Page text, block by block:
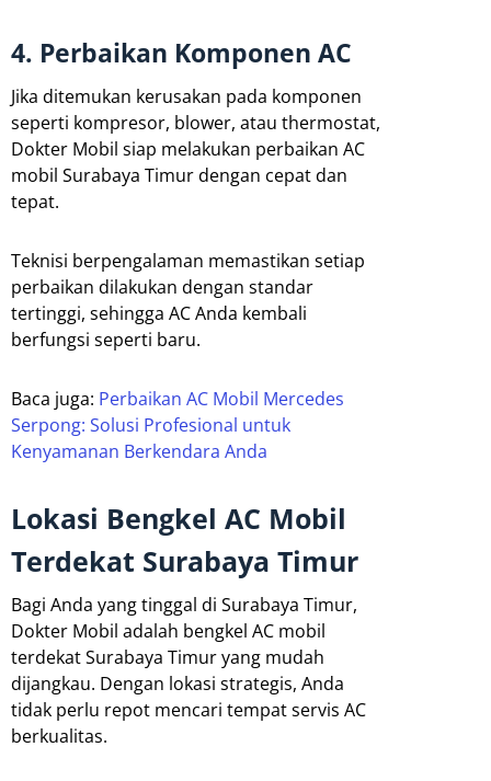
4. Perbaikan Komponen AC
Jika ditemukan kerusakan pada komponen
seperti kompresor, blower, atau thermostat,
Dokter Mobil siap melakukan perbaikan AC
mobil Surabaya Timur dengan cepat dan
tepat.
Teknisi berpengalaman memastikan setiap
perbaikan dilakukan dengan standar
tertinggi, sehingga AC Anda kembali
berfungsi seperti baru.
Baca juga: Perbaikan AC Mobil Mercedes
Serpong: Solusi Profesional untuk
Kenyamanan Berkendara Anda
Lokasi Bengkel AC Mobil
Terdekat Surabaya Timur
Bagi Anda yang tinggal di Surabaya Timur,
Dokter Mobil adalah bengkel AC mobil
terdekat Surabaya Timur yang mudah
dijangkau. Dengan lokasi strategis, Anda
tidak perlu repot mencari tempat servis AC
berkualitas.